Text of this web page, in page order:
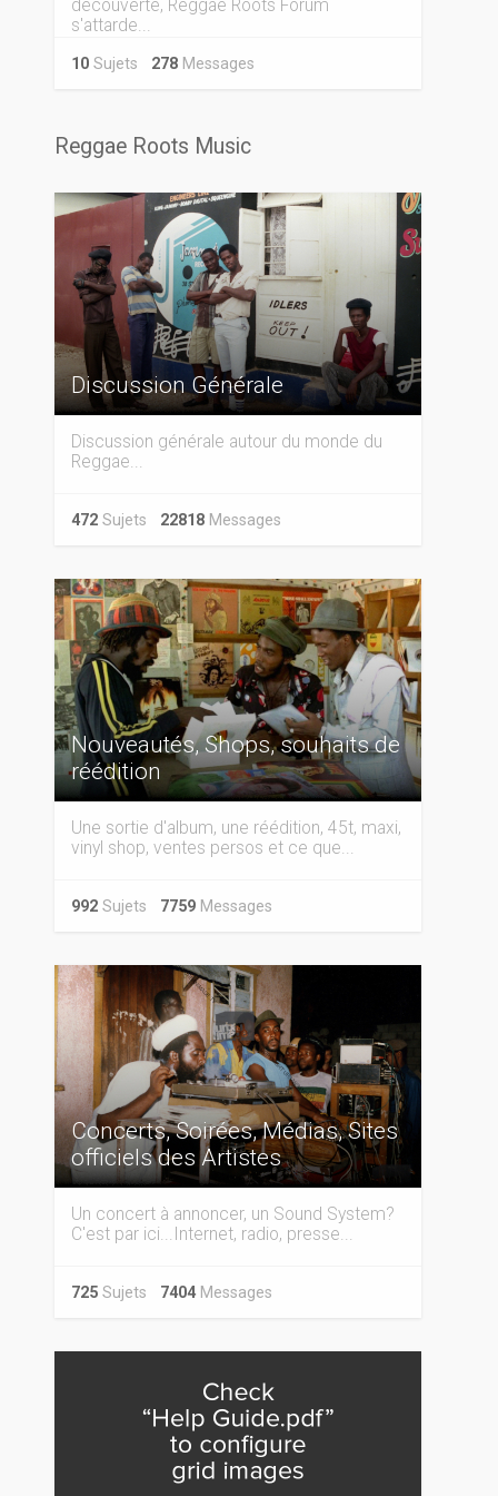
découverte, Reggae Roots Forum
s'attarde...
10Sujets 278Messages
Reggae Roots Music
Discussion Générale
Discussion générale autour du monde du
Reggae...
472Sujets 22818Messages
Nouveautés, Shops, souhaits de
réédition
Une sortie d'album, une réédition, 45t, maxi,
vinyl shop, ventes persos et ce que...
992Sujets 7759Messages
Concerts, Soirées, Médias, Sites
officiels des Artistes
Un concert à annoncer, un Sound System?
C'est par ici...Internet, radio, presse...
725Sujets 7404Messages